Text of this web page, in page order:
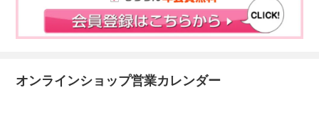
オンラインショップ営業カレンダー